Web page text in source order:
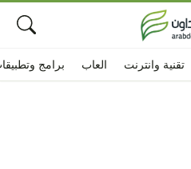
تقنية وانترنت العاب برامج